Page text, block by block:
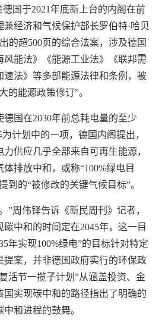
国于2021年底新上台的内阁在前
经济和气候保护部长罗伯特·哈贝
的超500页的综合法案，涉及德国
风能法》《能源工业法》《联邦需
速法》等多部能源法律和条例，被
的能源政策修订”。
国在2030年前总耗电量的至少
计划中的一项，德国内阁提出，
供应几乎全部来自可再生能源，
排放中和，或称“100%绿电目
到的“被修改的关键气候目标”。
”周伟铎告诉《新民周刊》记者，
中和的时间定在2045年，这一目
年实现100%绿电”的目标针对特定
提案，并非德国政府实行的环保政
活节一揽子计划”从涵盖投资、金
国实现碳中和的路径指出了明确的
和进程的鼓舞。